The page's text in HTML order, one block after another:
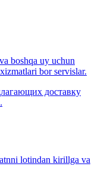
boshqa uy uchun
bor servislar.
доставку
lotindan kirillga va